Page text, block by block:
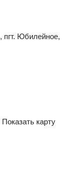
пгт. Юбилейное,
Показать карту